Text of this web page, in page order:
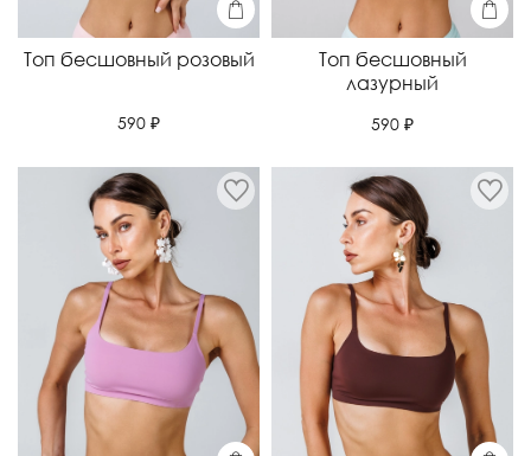
Топ бесшовный розовый
590 ₽
Топ бесшовный
лазурный
590 ₽